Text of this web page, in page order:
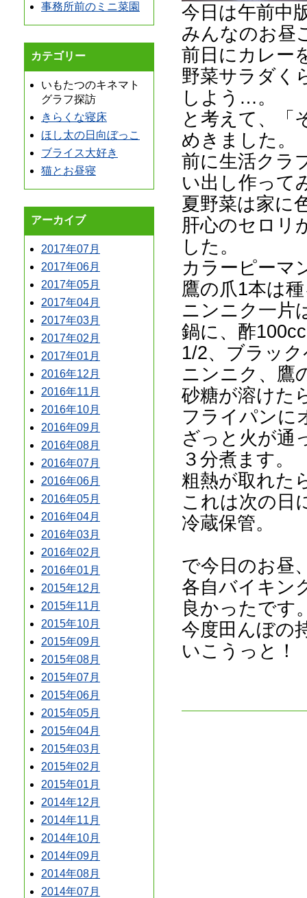
事務所前のミニ菜園
カテゴリー
いもたつのキネマト
グラフ探訪
きらくな寝床
ほし太の日向ぼっこ
ブライス大好き
猫とお昼寝
アーカイブ
2017年07月
2017年06月
2017年05月
2017年04月
2017年03月
2017年02月
2017年01月
2016年12月
2016年11月
2016年10月
2016年09月
2016年08月
2016年07月
2016年06月
2016年05月
2016年04月
2016年03月
2016年02月
2016年01月
2015年12月
2015年11月
2015年10月
2015年09月
2015年08月
2015年07月
2015年06月
2015年05月
2015年04月
2015年03月
2015年02月
2015年01月
2014年12月
2014年11月
2014年10月
2014年09月
2014年08月
2014年07月
今日は午前中
みんなのお昼
前日にカレー
野菜サラダく
しよう…。
と考えて、「
めきました。
前に生活クラ
い出し作って
夏野菜は家に
肝心のセロリ
した。
カラーピーマ
鷹の爪1本は
ニンニク一片
鍋に、酢
1/2、ブラッ
ニンニク、鷹
砂糖が溶けた
フライパンに
ざっと火が通
３分煮ます。
粗熱が取れた
これは次の日
冷蔵保管。
で今日のお昼
各自バイキン
良かったです
今度田んぼの
いこうっと！